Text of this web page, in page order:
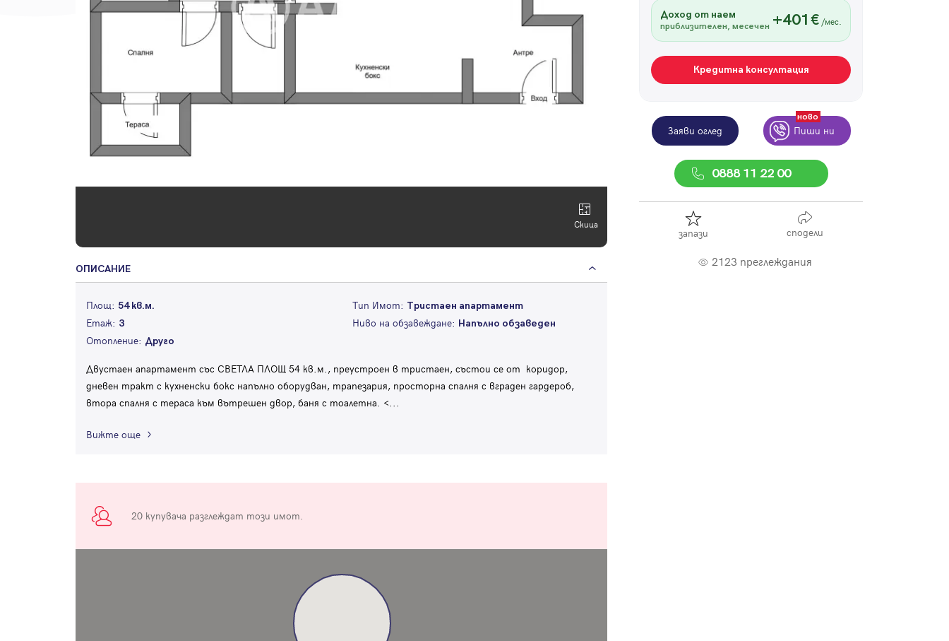
Скица
Доход от наем
приблизителен, месечен +401€ /мес.
Кредитна консултация
Заяви оглед Пиши ни
ново
0888 11 22 00
запази сподели
2123 преглеждания
ОПИСАНИЕ
Площ: 54 кв.м. Тип Имот: Тристаен апартамент
Етаж: 3 Ниво на обзавеждане: Напълно обзаведен
Отопление: Друго
Двустаен апартамент със СВЕТЛА ПЛОЩ 54 кв.м., преустроен в тристаен, състои се от коридор,
дневен тракт с кухненски бокс напълно оборудван, трапезария, просторна спалня с вграден гардероб,
втора спалня с тераса към вътрешен двор, баня с тоалетна. <...
Вижте още
20 купувача разглеждат този имот.